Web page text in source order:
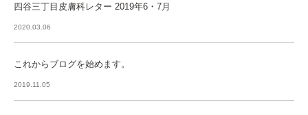
四谷三丁目皮膚科レター 2019年6・7月
2020.03.06
これからブログを始めます。
2019.11.05